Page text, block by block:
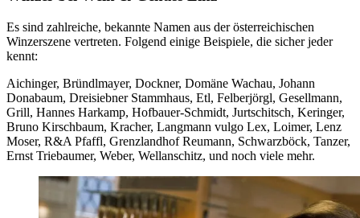
Es sind zahlreiche, bekannte Namen aus der österreichischen
Winzerszene vertreten. Folgend einige Beispiele, die sicher jeder
kennt:
Aichinger, Bründlmayer, Dockner, Domäne Wachau, Johann
Donabaum, Dreisiebner Stammhaus, Etl, Felberjörgl, Gesellmann,
Grill, Hannes Harkamp, Hofbauer-Schmidt, Jurtschitsch, Keringer,
Bruno Kirschbaum, Kracher, Langmann vulgo Lex, Loimer, Lenz
Moser, R&A Pfaffl, Grenzlandhof Reumann, Schwarzböck, Tanzer,
Ernst Triebaumer, Weber, Wellanschitz, und noch viele mehr.